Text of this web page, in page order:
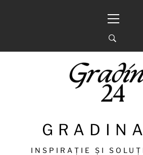
principal
INSPIRAȚIE ȘI